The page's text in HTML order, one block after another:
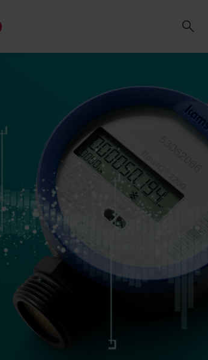
Zukunft motiviert uns, Lösungen zu
zu minimieren, Versorgungsunternehmen zu
die Elektrifizierung effektiv zu managen.